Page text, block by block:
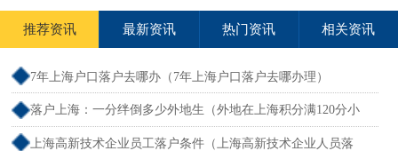
推荐资讯 最新资讯 热门资讯 相关资讯
7年上海户口落户去哪办（7年上海户口落户去哪办理）
落户上海：一分绊倒多少外地生（外地在上海积分满120分小
孩可以考上海大学吗）
上海高新技术企业员工落户条件（上海高新技术企业人员落